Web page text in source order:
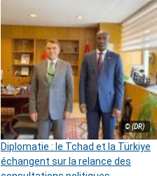
© (DR)
Diplomatie : le Tchad et la Türkiye
échangent sur la relance des